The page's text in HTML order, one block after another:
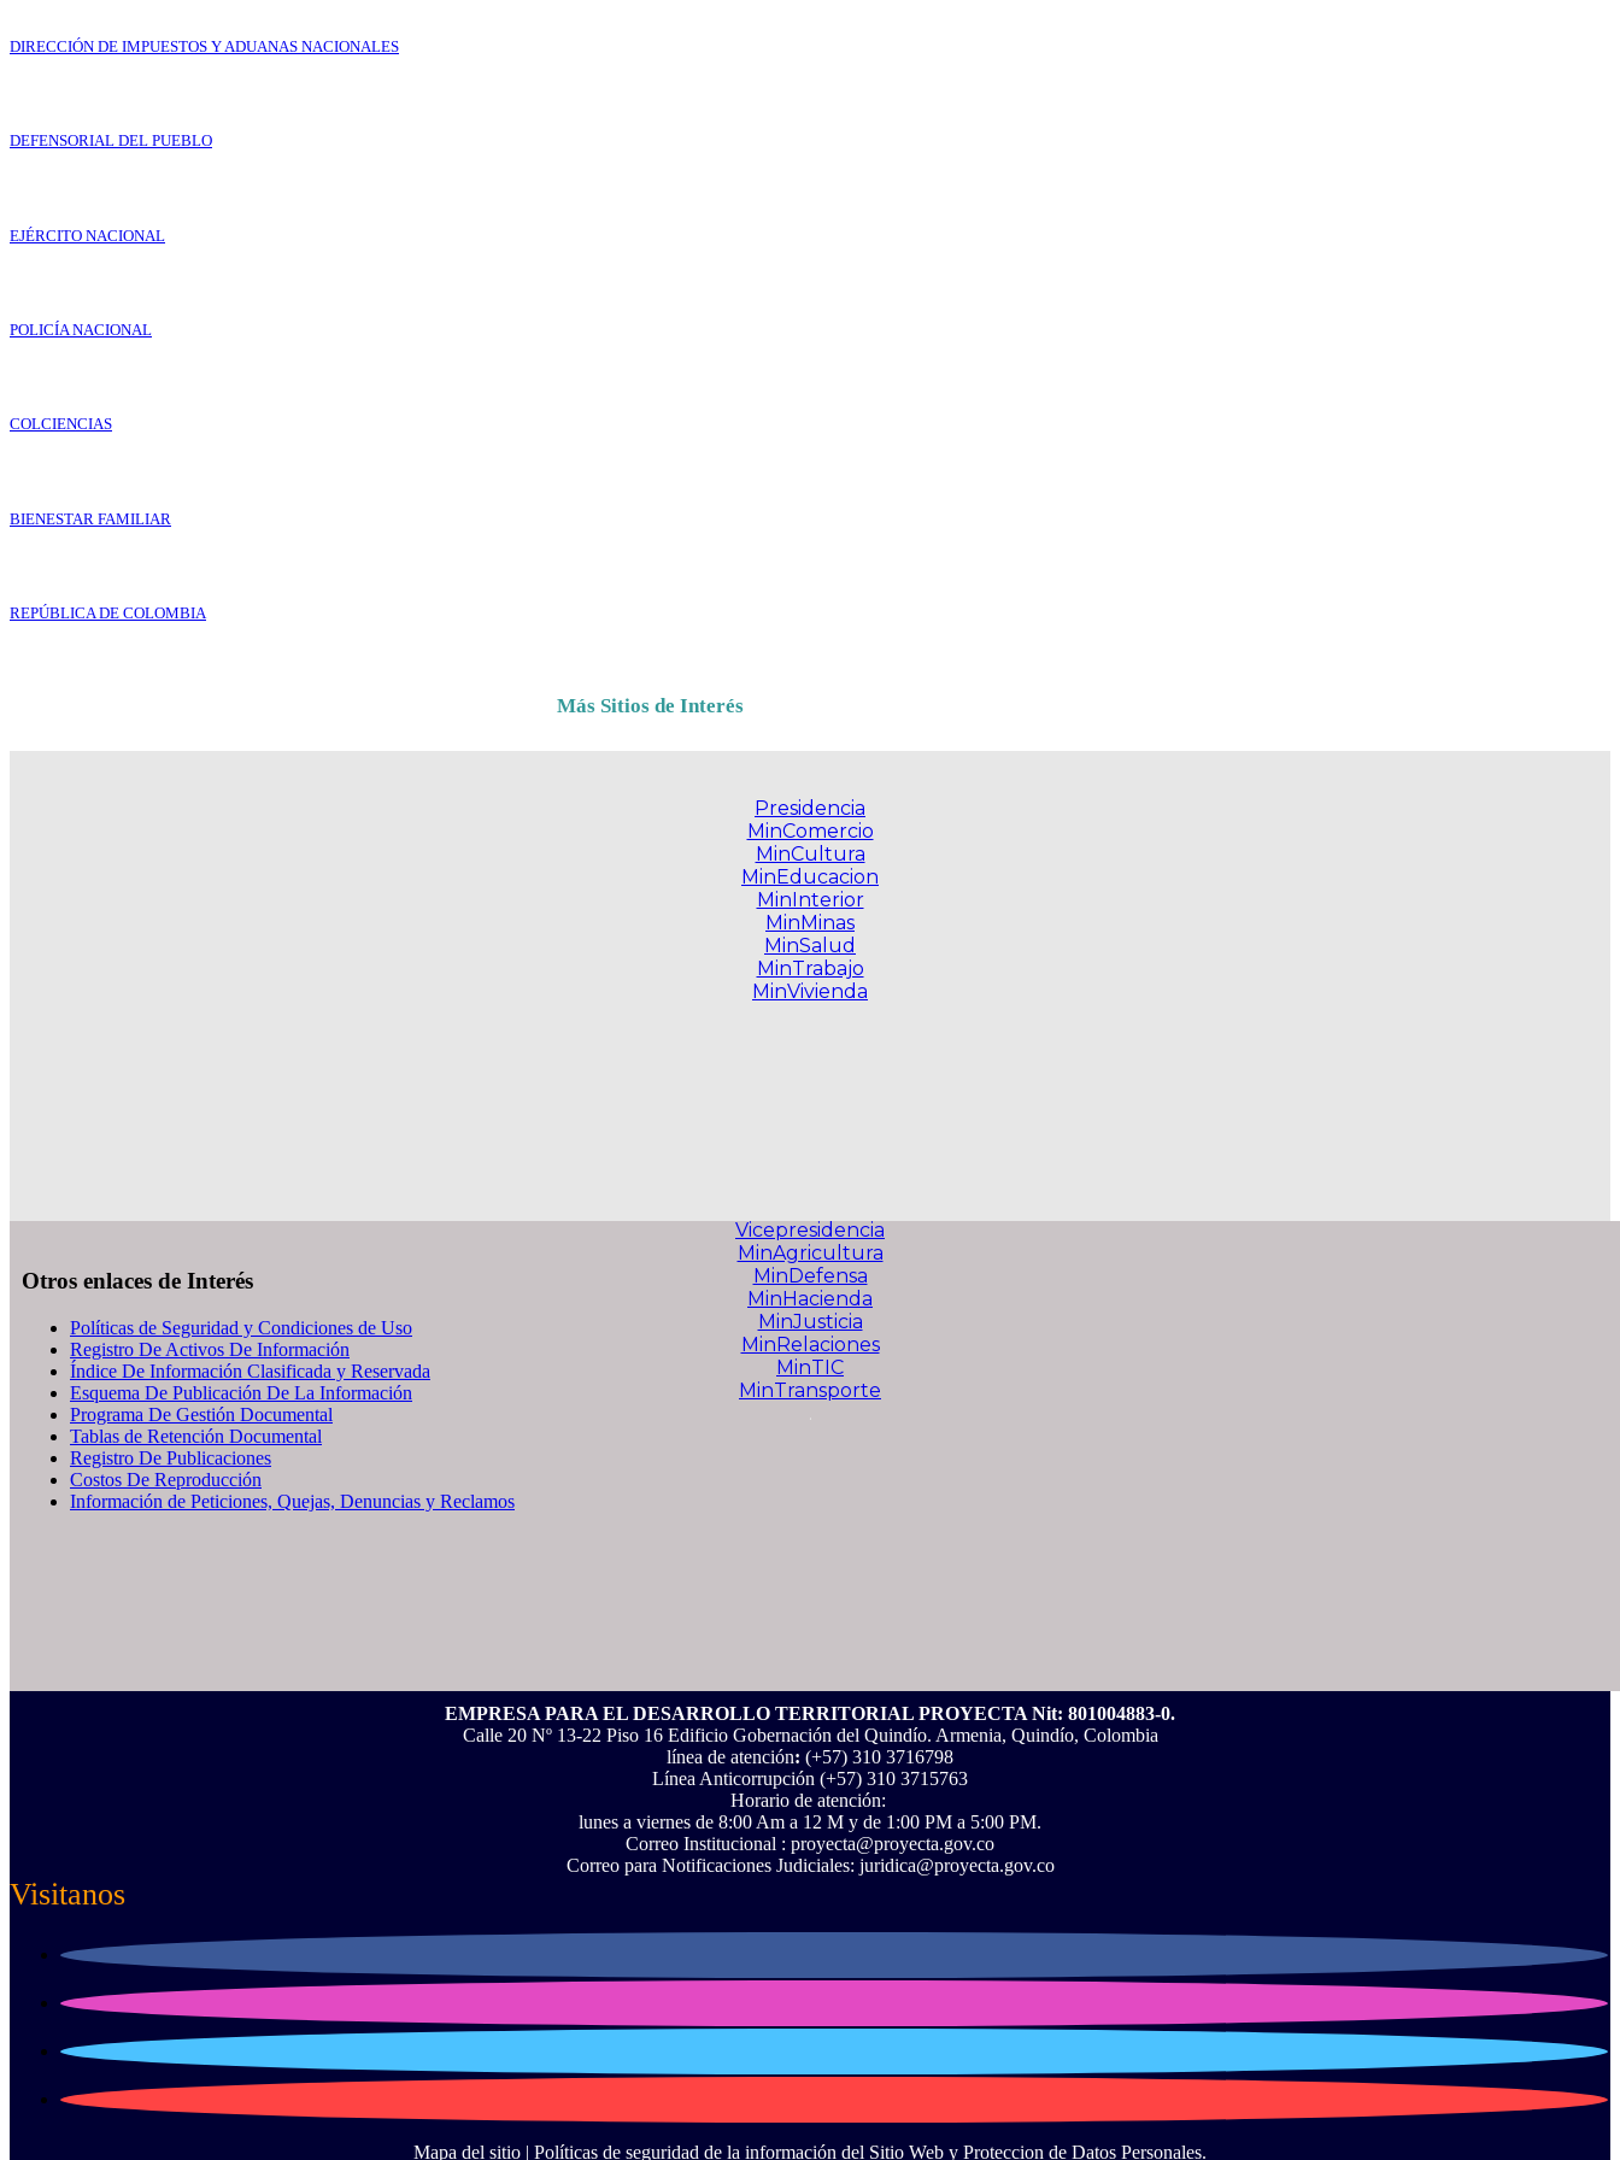
DIRECCIÓN DE IMPUESTOS Y ADUANAS NACIONALES
DEFENSORIAL DEL PUEBLO
EJÉRCITO NACIONAL
POLICÍA NACIONAL
COLCIENCIAS
BIENESTAR FAMILIAR
REPÚBLICA DE COLOMBIA
Más Sitios de Interés
Presidencia
MinComercio
MinCultura
MinEducacion
MinInterior
MinMinas
MinSalud
MinTrabajo
MinVivienda
Vicepresidencia
MinAgricultura
MinDefensa
MinHacienda
MinJusticia
MinRelaciones
MinTIC
MinTransporte
.
Otros enlaces de Interés
Políticas de Seguridad y Condiciones de Uso
Registro De Activos De Información
Índice De Información Clasificada y Reservada
Esquema De Publicación De La Información
Programa De Gestión Documental
Tablas de Retención Documental
Registro De Publicaciones
Costos De Reproducción
Información de Peticiones, Quejas, Denuncias y Reclamos
EMPRESA PARA EL DESARROLLO TERRITORIAL PROYECTA Nit: 801004883-0.
Calle 20 Nº 13-22 Piso 16 Edificio Gobernación del Quindío. Armenia, Quindío, Colombia
línea de atención: (+57) 310 3716798
Línea Anticorrupción ‪(+57) 310 3715763‬
Horario de atención:
lunes a viernes de 8:00 Am a 12 M y de 1:00 PM a 5:00 PM.
Correo Institucional : proyecta@proyecta.gov.co
Correo para Notificaciones Judiciales: juridica@proyecta.gov.co
Visitanos
Mapa del sitio | Políticas de seguridad de la información del Sitio Web y Proteccion de Datos Personales.